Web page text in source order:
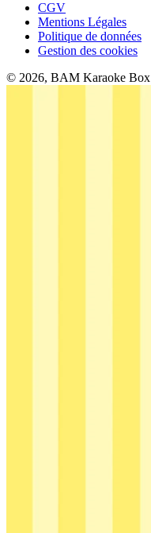
CGV
Mentions Légales
Politique de données
Gestion des cookies
© 2026, BAM Karaoke Box